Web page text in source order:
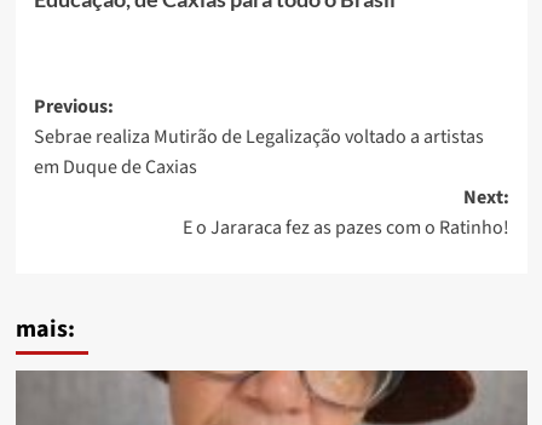
Post
navigation
Previous:
Sebrae realiza Mutirão de Legalização voltado a artistas
em Duque de Caxias
Next:
E o Jararaca fez as pazes com o Ratinho!
mais: